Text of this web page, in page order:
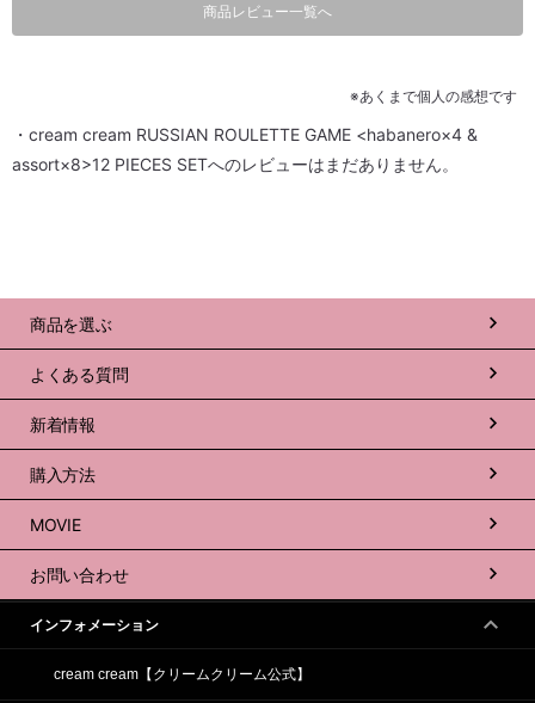
商品レビュー一覧へ
※あくまで個人の感想です
・cream cream RUSSIAN ROULETTE GAME <habanero×4 &
assort×8>12 PIECES SETへのレビューはまだありません。
商品を選ぶ
よくある質問
新着情報
購入方法
MOVIE
お問い合わせ
インフォメーション
cream cream【クリームクリーム公式】